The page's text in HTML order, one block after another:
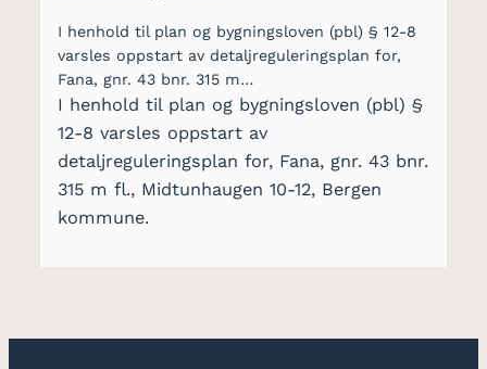
I henhold til plan og bygningsloven (pbl) § 12-8
varsles oppstart av detaljreguleringsplan for,
Fana, gnr. 43 bnr. 315 m…
I henhold til plan og bygningsloven (pbl) §
12-8 varsles oppstart av
detaljreguleringsplan for, Fana, gnr. 43 bnr.
315 m fl., Midtunhaugen 10-12, Bergen
kommune.